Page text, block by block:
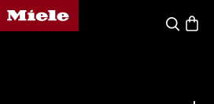
Mieles hjemmeside
Søk